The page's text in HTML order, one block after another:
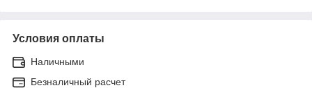
Условия оплаты
Наличными
Безналичный расчет